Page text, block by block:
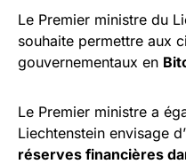
Le Premier ministre du
souhaite permettre aux
gouvernementaux en
Le Premier ministre a
Liechtenstein envisage d’
réserves financières